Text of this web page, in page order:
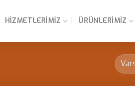
HIZMETLERIMIZ ÜRÜNLERIMIZ